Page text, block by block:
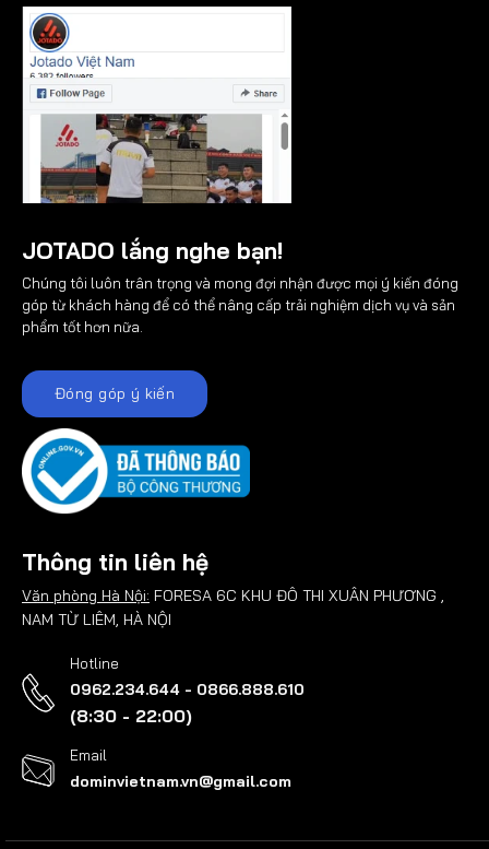
JOTADO lắng nghe bạn!
Chúng tôi luôn trân trọng và mong đợi nhận được mọi ý kiến đóng
góp từ khách hàng để có thể nâng cấp trải nghiệm dịch vụ và sản
phẩm tốt hơn nữa.
Đóng góp ý kiến
Thông tin liên hệ
Văn phòng Hà Nội: FORESA 6C KHU ĐÔ THI XUÂN PHƯƠNG ,
NAM TỪ LIÊM, HÀ NỘI
Hotline
0962.234.644 - 0866.888.610
(8:30 - 22:00)
Email
dominvietnam.vn@gmail.com